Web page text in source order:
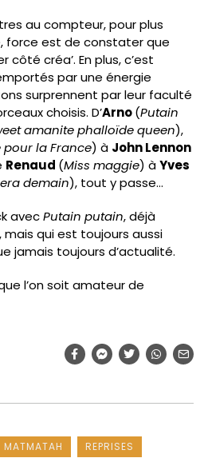
au compteur, pour plus
force est de constater que
côté créa’. En plus, c’est
par une énergie
surprennent par leur faculté
choisis. D’Arno(Putain
amanite phalloïde queen),
pour la France) à John Lennon
Renaud (Miss maggie) àYves
demain), tout y passe…
avecPutain putain, déjà
mais qui est toujours aussi
jamais toujours d’actualité.
l’on soit amateur de
MATMATAH
REPRISES